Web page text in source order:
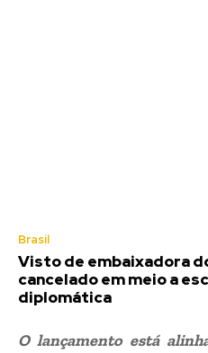
Brasil
Visto de embaixadora
cancelado em meio a
diplomática
O lançamento está